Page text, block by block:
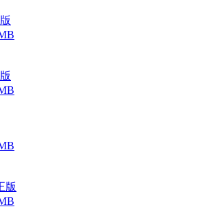
版